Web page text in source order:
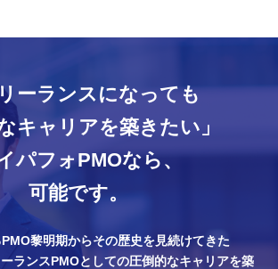
ーランスになっても
キャリアを築きたい」
パフォPMOなら、
可能です。
黎明期からその歴史を見続けてきた
ランスPMOとしての圧倒的なキャリアを築